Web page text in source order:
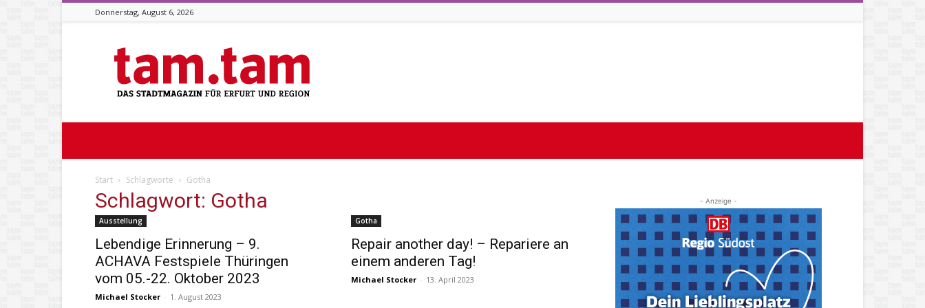
Donnerstag, August 6, 2026
Stadtmagazin
tam.tam
Start Schlagworte Gotha
Schlagwort: Gotha
Ausstellung
Lebendige Erinnerung – 9.
ACHAVA Festspiele Thüringen
vom 05.-22. Oktober 2023
Michael Stocker - 1. August 2023
Gotha
Repair another day! – Repariere an
einem anderen Tag!
Michael Stocker - 13. April 2023
- Anzeige -